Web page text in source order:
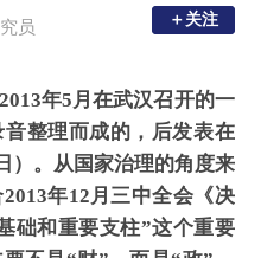
员 ＋关注
＋关注
年5月在武汉召开的一
整理而成的，后发表在
）。从国家治理的角度来
年12月三中全会《决
础和重要支柱”这个重要